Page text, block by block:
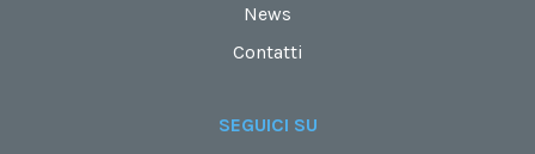
News
Contatti
SEGUICI SU